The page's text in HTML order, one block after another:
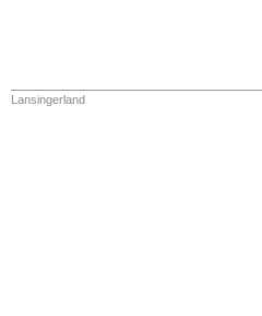
Lansingerland